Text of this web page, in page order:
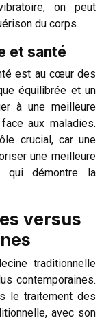
on peut
du corps.
et santé
est au cœur des
équilibrée et un
à une meilleure
aux maladies.
crucial, car une
une meilleure
qui démontre la
versus
traditionnelle
contemporaines.
le traitement des
avec son